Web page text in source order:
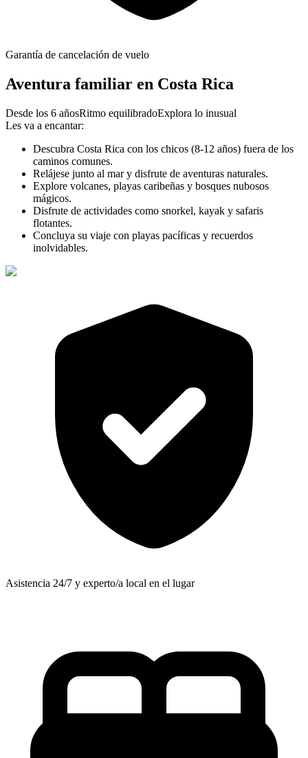
Garantía de cancelación de vuelo
Aventura familiar en Costa Rica
Desde los 6 añosRitmo equilibradoExplora lo inusual
Les va a encantar:
Descubra Costa Rica con los chicos (8-12 años) fuera de los
caminos comunes.
Relájese junto al mar y disfrute de aventuras naturales.
Explore volcanes, playas caribeñas y bosques nubosos
mágicos.
Disfrute de actividades como snorkel, kayak y safaris
flotantes.
Concluya su viaje con playas pacíficas y recuerdos
inolvidables.
Asistencia 24/7 y experto/a local en el lugar